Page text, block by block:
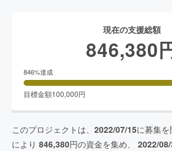
現在の支援総額
846,380
846%達成
目標金額100,000円
このプロジェクトは、 2022/07/15に募集を
により 846,380円の資金を集め、 2022/08/